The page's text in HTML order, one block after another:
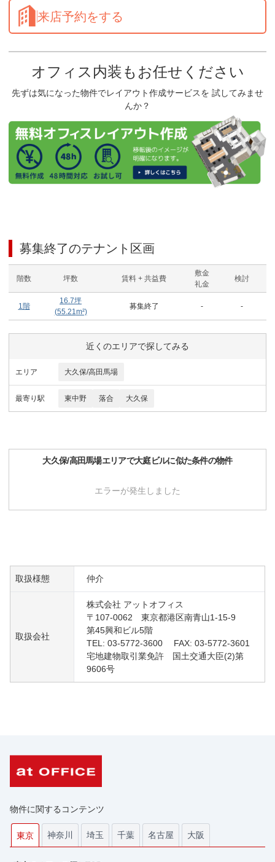
来店予約をする
オフィス内装もお任せください
先ずは気になった物件でレイアウト作成サービスを 試してみませ
んか？
募集終了のテナント区画
階数 坪数 賃料 + 共益費
敷金
礼金
検討
1階
16.7坪
(55.21m²)
募集終了 - -
近くのエリアで探してみる
エリア 大久保/高田馬場
最寄り駅 東中野 落合 大久保
大久保/高田馬場エリアで大庭ビルに似た条件の物件
エラーが発生しました
取扱様態 仲介
取扱会社
株式会社 アットオフィス
〒107-0062 東京都港区南青山1-15-9
第45興和ビル5階
TEL: 03-5772-3600 FAX: 03-5772-3601
宅地建物取引業免許 国土交通大臣(2)第
9606号
物件に関するコンテンツ
東京 神奈川 埼玉 千葉 名古屋 大阪